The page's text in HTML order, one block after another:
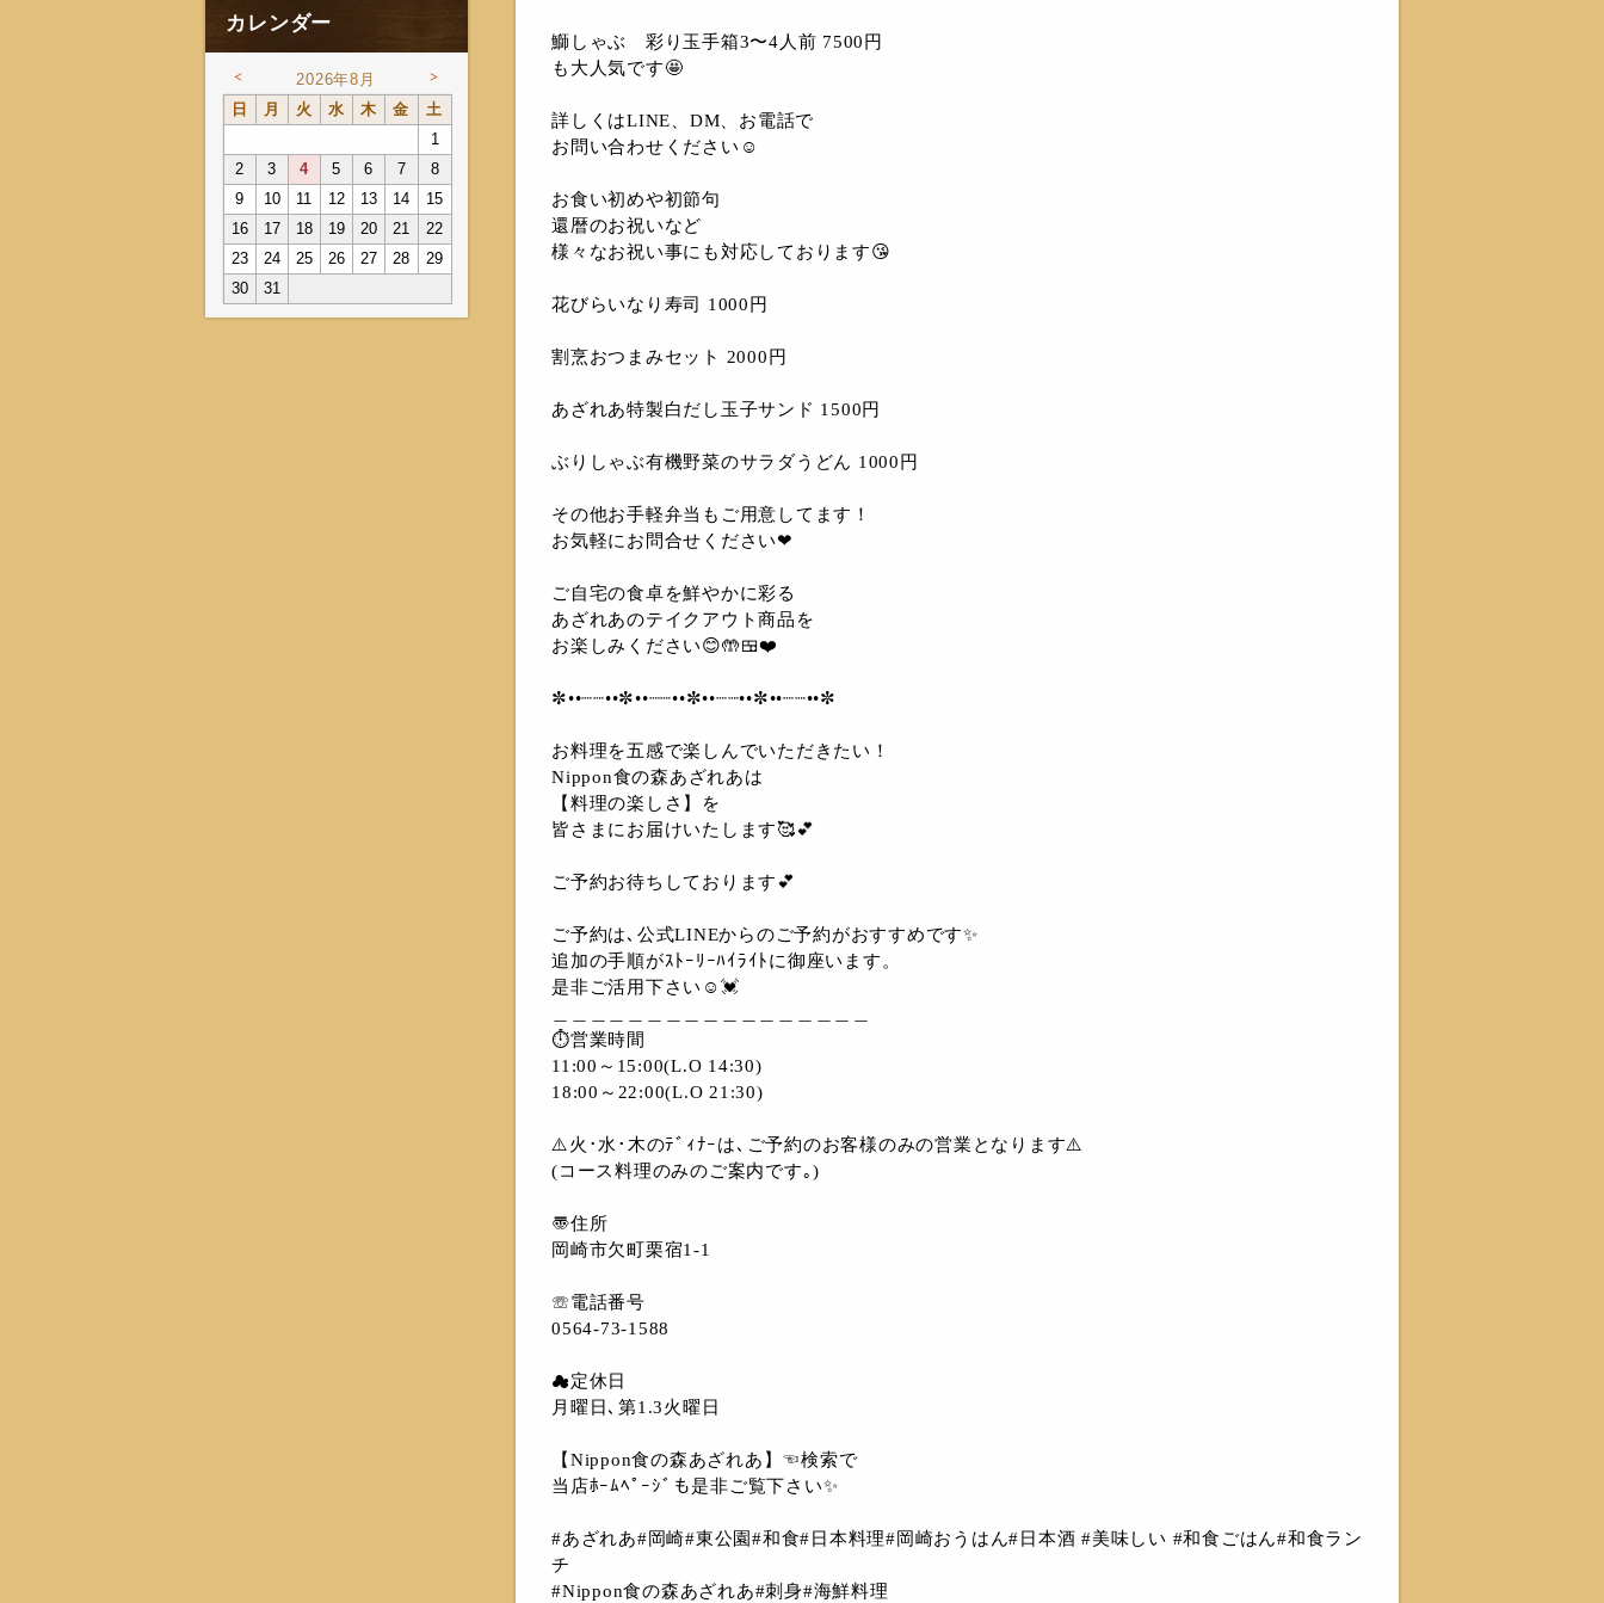
カレンダー
< 2026年8月 >
日 月 火 水 木 金
土
1
2
3 4 5 6 7
8
9
10 11 12 13 14
15
16
17 18 19 20 21
22
23
24 25 26 27 28
29
30
31
鰤しゃぶ 彩り玉手箱3〜4人前 7500円
も大人気です🤩
詳しくはLINE、DM、お電話で
お問い合わせください☺️
お食い初めや初節句
還暦のお祝いなど
様々なお祝い事にも対応しております😘
花びらいなり寿司 1000円
割烹おつまみセット 2000円
あざれあ特製白だし玉子サンド 1500円
ぶりしゃぶ有機野菜のサラダうどん 1000円
その他お手軽弁当もご用意してます！
お気軽にお問合せください❤
ご自宅の食卓を鮮やかに彩る
あざれあのテイクアウト商品を
お楽しみください😊🤲🍱❤️
✼••┈┈••✼••┈┈••✼••┈┈••✼••┈┈••✼
お料理を五感で楽しんでいただきたい！
Nippon食の森あざれあは
【料理の楽しさ】を
皆さまにお届けいたします🥰💕
ご予約お待ちしております💕
ご予約は､公式LINEからのご予約がおすすめです✨
追加の手順がｽﾄｰﾘｰﾊｲﾗｲﾄに御座います。
是非ご活用下さい☺️💓
⏱営業時間
11:00～15:00(L.O 14:30)
18:00～22:00(L.O 21:30)
⚠️火･水･木のﾃﾞｨﾅｰは､ご予約のお客様のみの営業となります⚠️
(コース料理のみのご案内です｡)
〠住所
岡崎市欠町栗宿1-1
☏電話番号
0564-73-1588
☁︎定休日
月曜日､第1.3火曜日
【Nippon食の森あざれあ】☜検索で
当店ﾎｰﾑﾍﾟｰｼﾞも是非ご覧下さい✨
#あざれあ#岡崎#東公園#和食#日本料理#岡崎おうはん#日本酒 #美味しい #和食ごはん#和食ラン
チ
#Nippon食の森あざれあ#刺身#海鮮料理